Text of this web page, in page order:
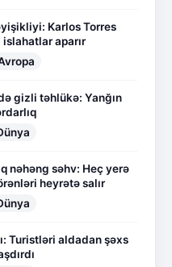
Karlos Torres
aparır
gizli təhlükə: Yanğın
nəhəng səhv: Heç yerə
heyrətə salır
Turistləri aldadan şəxs